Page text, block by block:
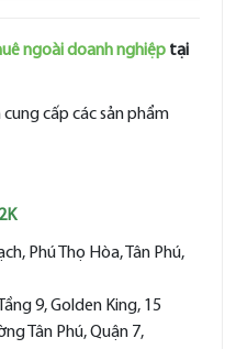
ngoài doanh nghiệp tại
cung cấp các sản phẩm
Phú Thọ Hòa, Tân Phú,
9, Golden King, 15
Tân Phú, Quận 7,